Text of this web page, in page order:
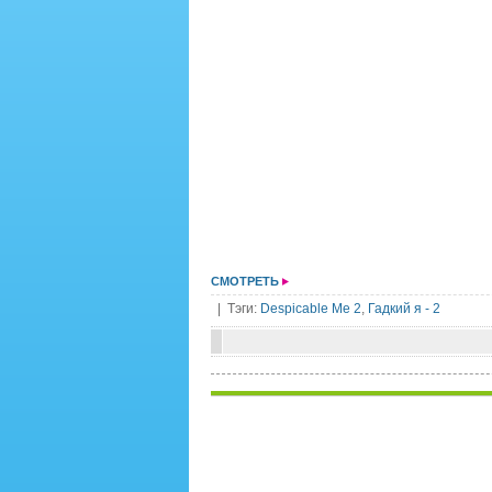
СМОТРЕТЬ
| Тэги: Despicable Me 2, Гадкий я - 2